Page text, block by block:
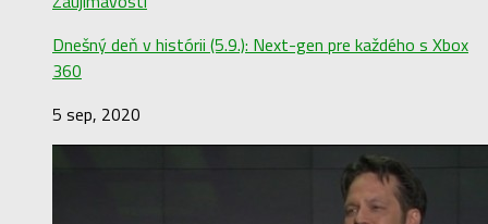
Dnešný deň v histórii (5.9.): Next-gen pre každého s Xbox
360
5 sep, 2020